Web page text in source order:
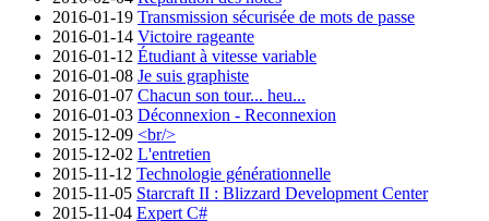
2016-01-19 Transmission sécurisée de mots de passe
2016-01-14 Victoire rageante
2016-01-12 Étudiant à vitesse variable
2016-01-08 Je suis graphiste
2016-01-07 Chacun son tour... heu...
2016-01-03 Déconnexion - Reconnexion
2015-12-09 <br/>
2015-12-02 L'entretien
2015-11-12 Technologie générationnelle
2015-11-05 Starcraft II : Blizzard Development Center
2015-11-04 Expert C#